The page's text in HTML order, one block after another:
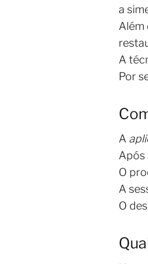
a
Além
A
Por
A
Após
O
A
O